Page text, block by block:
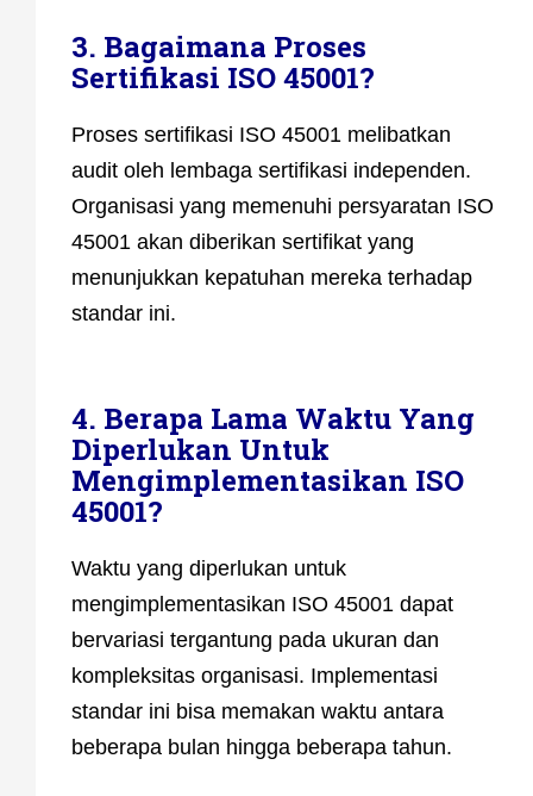
3. Bagaimana Proses
Sertifikasi ISO 45001?
Proses sertifikasi ISO 45001 melibatkan
audit oleh lembaga sertifikasi independen.
Organisasi yang memenuhi persyaratan ISO
45001 akan diberikan sertifikat yang
menunjukkan kepatuhan mereka terhadap
standar ini.
4. Berapa Lama Waktu Yang
Diperlukan Untuk
Mengimplementasikan ISO
45001?
Waktu yang diperlukan untuk
mengimplementasikan ISO 45001 dapat
bervariasi tergantung pada ukuran dan
kompleksitas organisasi. Implementasi
standar ini bisa memakan waktu antara
beberapa bulan hingga beberapa tahun.